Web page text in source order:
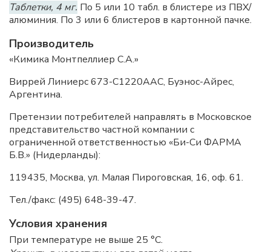
Таблетки, 4 мг. По 5 или 10 табл. в блистере из ПВХ/
алюминия. По 3 или 6 блистеров в картонной пачке.
Производитель
«Кимика Монтпеллиер С.А.»
Виррей Линиерс 673-С1220ААС, Буэнос-Айрес,
Аргентина.
Претензии потребителей направлять в Московское
представительство частной компании с
ограниченной ответственностью «Би-Си ФАРМА
Б.В.» (Нидерланды):
119435, Москва, ул. Малая Пироговская, 16, оф. 61.
Тел./факс: (495) 648-39-47.
Условия хранения
При температуре не выше 25 °C.